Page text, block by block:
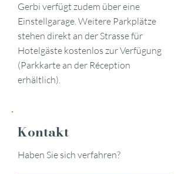
Gerbi verfügt zudem über eine
Einstellgarage. Weitere Parkplätze
stehen direkt an der Strasse für
Hotelgäste kostenlos zur Verfügung
(Parkkarte an der Réception
erhältlich).
Kontakt
Haben Sie sich verfahren?